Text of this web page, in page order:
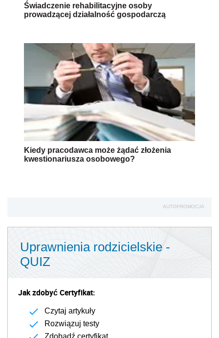
Świadczenie rehabilitacyjne osoby
prowadzącej działalność gospodarczą
Kiedy pracodawca może żądać złożenia
kwestionariusza osobowego?
AUTOPROMOCJA
Uprawnienia rodzicielskie -
QUIZ
Jak zdobyć Certyfikat:
Czytaj artykuły
Rozwiązuj testy